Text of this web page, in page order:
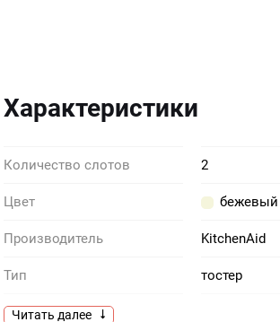
Характеристики
Количество слотов 2
Цвет бежевый
Производитель KitchenAid
Тип тостер
Габариты (ВхГхШ)
Читать далее